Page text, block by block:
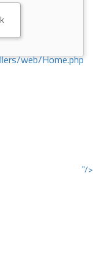
web/Home.php
"/>